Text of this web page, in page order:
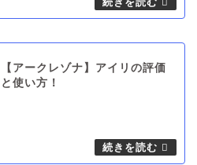
【アークレゾナ】アイリの評価
と使い方！